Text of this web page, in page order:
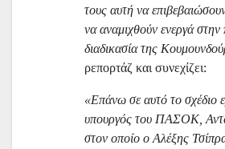
τους αυτή να
να αναμιχθούν ενεργά
διαδικασία της
ρεπορτάζ και συνεχίζει:
«Επάνω σε αυτό το σχέδιο
υπουργός του ΠΑΣΟΚ,
στον οποίο ο Αλέξης